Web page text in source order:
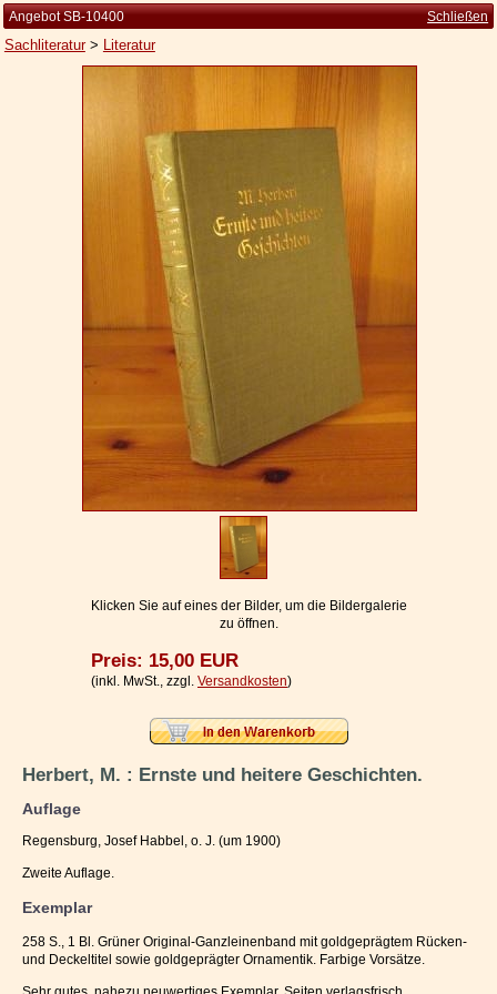
Kleine Kulturgeschichte
Die Brockhaus Auflagen
Geschäftsbedingungen
Datenschutzerklärung
Ihr Warenkorb
Angebot SB-10400 Schließen
Sachliteratur> Literatur
Klicken Sie auf eines der Bilder, um die Bildergalerie
zu öffnen.
Preis: 15,00 EUR
(inkl. MwSt., zzgl. Versandkosten)
Herbert, M. : Ernste und heitere Geschichten.
Auflage
Regensburg, Josef Habbel, o. J. (um 1900)
Zweite Auflage.
Exemplar
258 S., 1 Bl. Grüner Original-Ganzleinenband mit goldgeprägtem Rücken-
und Deckeltitel sowie goldgeprägter Ornamentik. Farbige Vorsätze.